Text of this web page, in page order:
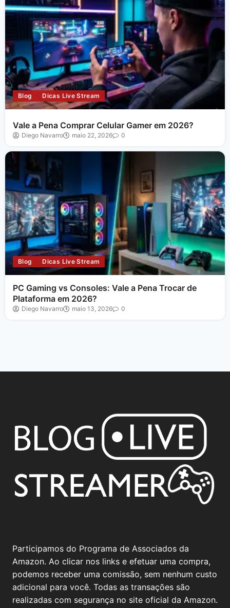
Blog Dicas Live Stream
Vale a Pena Comprar Celular Gamer em 2026?
Diego Navarro maio 22, 2026 0
Blog Dicas Live Stream
PC Gaming vs Consoles: Vale a Pena Trocar de
Plataforma em 2026?
Diego Navarro maio 13, 2026 0
Participamos do Programa de Associados da
Amazon. Ao clicar nos links e efetuar uma compra,
podemos receber uma comissão, sem nenhum custo
adicional para você. Todas as transações são
realizadas com segurança no site oficial da Amazon.